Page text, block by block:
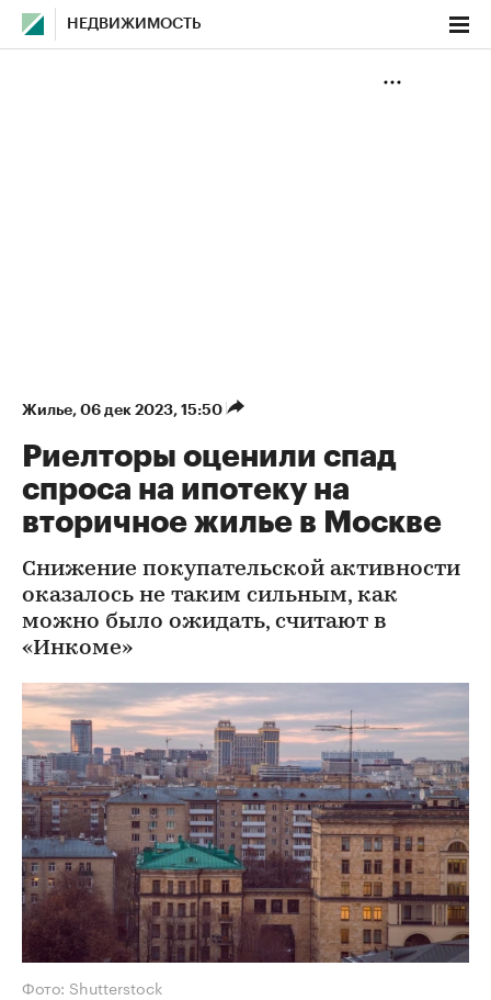
НЕДВИЖИМОСТЬ
Жилье⁠, 06 дек 2023, 15:50
Риелторы оценили спад
спроса на ипотеку на
вторичное жилье в Москве
Снижение покупательской активности
оказалось не таким сильным, как
можно было ожидать, считают в
«Инкоме»
Фото: Shutterstock